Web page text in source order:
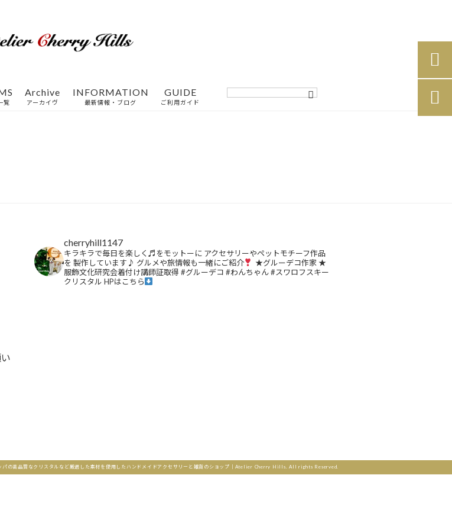
覧
Archive
アーカイヴ
INFORMATION
最新情報・ブログ
GUIDE
ご利用ガイド
cherryhill1147
キラキラで毎日を楽しく♬をモットーに アクセサリーやペットモチーフ作品
を 製作しています♪ グルメや旅情報も一緒にご紹介 ★グルーデコ作家 ★
服飾文化研究会着付け講師証取得 #グルーデコ #わんちゃん#スワロフスキー
クリスタル HPはこちら
さらに読み込む Instagram でフォロー
の高品質なクリスタルなど厳選した素材を使用したハンドメイドアクセサリーと雑貨のショップ｜Atelier Cherry Hills. All rights Reserved.

